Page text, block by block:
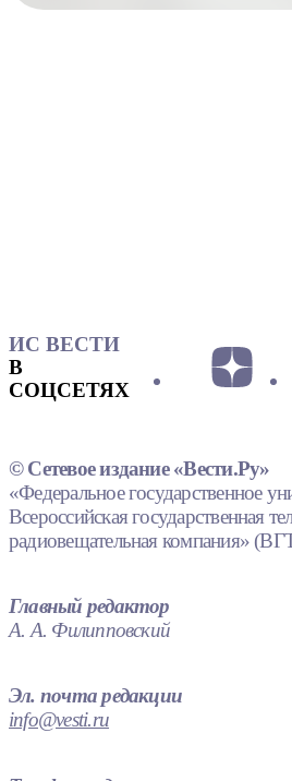
ИС ВЕСТИ
В
СОЦСЕТЯХ
© Сетевое издание «Вести.Ру»
«Федеральное государственное
Всероссийская государственная
радиовещательная компания»
Главный редактор
А. А. Филипповский
Эл. почта редакции
info@vesti.ru